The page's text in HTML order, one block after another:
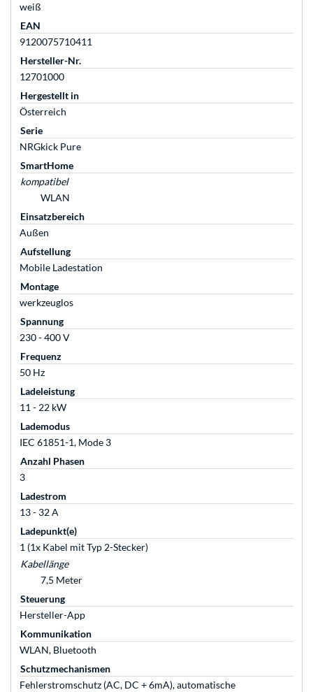
weiß
EAN
9120075710411
Hersteller-Nr.
12701000
Hergestellt in
Österreich
Serie
NRGkick Pure
SmartHome
kompatibel
WLAN
Einsatzbereich
Außen
Aufstellung
Mobile Ladestation
Montage
werkzeuglos
Spannung
230 - 400 V
Frequenz
50 Hz
Ladeleistung
11 - 22 kW
Lademodus
IEC 61851-1, Mode 3
Anzahl Phasen
3
Ladestrom
13 - 32 A
Ladepunkt(e)
1 (1x Kabel mit Typ 2-Stecker)
Kabellänge
7,5 Meter
Steuerung
Hersteller-App
Kommunikation
WLAN, Bluetooth
Schutzmechanismen
Fehlerstromschutz (AC, DC + 6mA), automatische